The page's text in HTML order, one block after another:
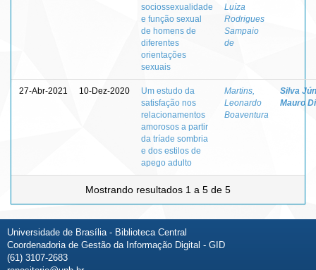
sociossexualidade
e função sexual
de homens de
diferentes
orientações
sexuais
Luíza
Rodrigues
Sampaio
de
27-Abr-2021 10-Dez-2020
Um estudo da
satisfação nos
relacionamentos
amorosos a partir
da tríade sombria
e dos estilos de
apego adulto
Martins,
Leonardo
Boaventura
Silva
Mauro
Mostrando resultados 1 a 5 de 5
Universidade de Brasília - Biblioteca Central
Coordenadoria de Gestão da Informação Digital - GID
(61) 3107-2683